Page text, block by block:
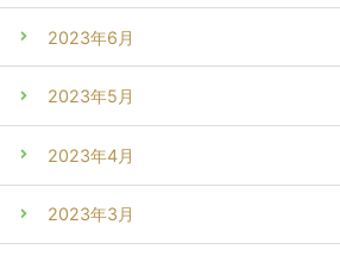
2023年6月
2023年5月
2023年4月
2023年3月